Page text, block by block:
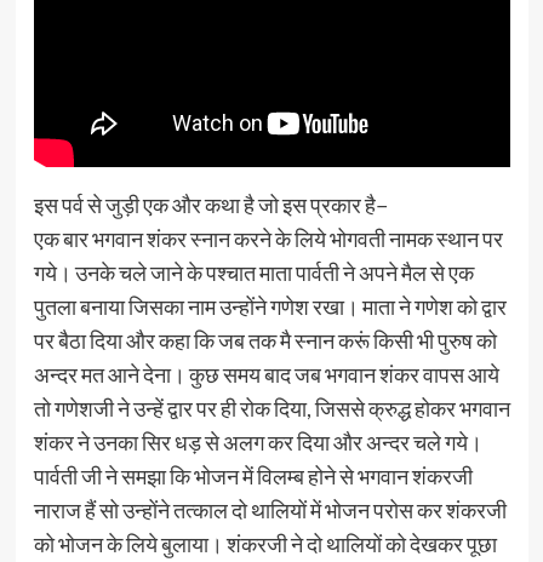
इस पर्व से जुड़ी एक और कथा है जो इस प्रकार है−
एक बार भगवान शंकर स्नान करने के लिये भोगवती नामक स्थान पर
गये। उनके चले जाने के पश्चात माता पार्वती ने अपने मैल से एक
पुतला बनाया जिसका नाम उन्होंने गणेश रखा। माता ने गणेश को द्वार
पर बैठा दिया और कहा कि जब तक मै स्नान करूं किसी भी पुरुष को
अन्दर मत आने देना। कुछ समय बाद जब भगवान शंकर वापस आये
तो गणेशजी ने उन्हें द्वार पर ही रोक दिया, जिससे क्रुद्ध होकर भगवान
शंकर ने उनका सिर धड़ से अलग कर दिया और अन्दर चले गये।
पार्वती जी ने समझा कि भोजन में विलम्ब होने से भगवान शंकरजी
नाराज हैं सो उन्होंने तत्काल दो थालियों में भोजन परोस कर शंकरजी
को भोजन के लिये बुलाया। शंकरजी ने दो थालियों को देखकर पूछा